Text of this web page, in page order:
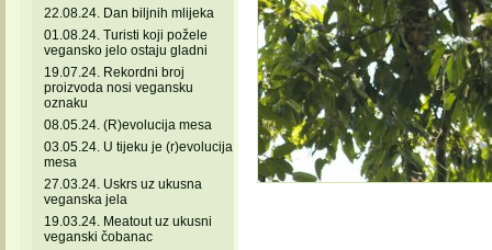
22.08.24. Dan biljnih mlijeka
01.08.24. Turisti koji požele
vegansko jelo ostaju gladni
19.07.24. Rekordni broj
proizvoda nosi vegansku
oznaku
08.05.24. (R)evolucija mesa
03.05.24. U tijeku je (r)evolucija
mesa
27.03.24. Uskrs uz ukusna
veganska jela
19.03.24. Meatout uz ukusni
veganski čobanac